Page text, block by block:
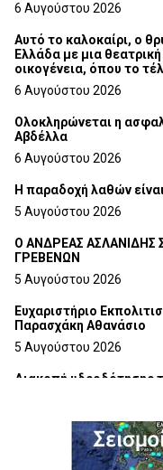
6 Αυγούστου 2026
Αυτό το καλοκαίρι, ο
Ελλάδα με μια
οικογένεια,
6 Αυγούστου 2026
Ολοκληρώνεται η
Αβδέλλα
6 Αυγούστου 2026
H παραδοχή λαθών
5 Αυγούστου 2026
Ο ΑΝΔΡΕΑΣ ΑΣΛΑΝΙΔΗΣ
ΓΡΕΒΕΝΩΝ
5 Αυγούστου 2026
Ευχαριστήριο
Παρασχάκη Αθανάσιο
5 Αυγούστου 2026
Διακοπή
Η Marseaux στα
5 Αυγούστου 2026